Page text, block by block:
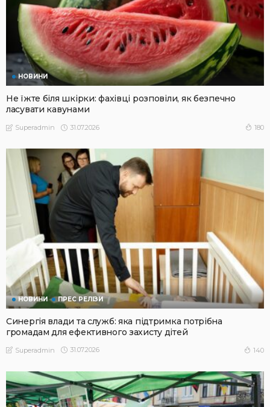
НОВИНИ
Не їжте біля шкірки: фахівці розповіли, як безпечно
ласувати кавунами
Superadmin 31.07.2026 180
НОВИНИ ПРЕС РЕЛІЗИ
Синергія влади та служб: яка підтримка потрібна
громадам для ефективного захисту дітей
Superadmin 31.07.2026 140